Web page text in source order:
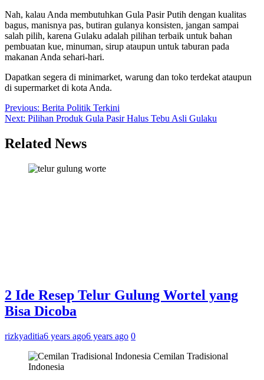
Nah, kalau Anda membutuhkan Gula Pasir Putih dengan kualitas
bagus, manisnya pas, butiran gulanya konsisten, jangan sampai
salah pilih, karena Gulaku adalah pilihan terbaik untuk bahan
pembuatan kue, minuman, sirup ataupun untuk taburan pada
makanan Anda sehari-hari.
Dapatkan segera di minimarket, warung dan toko terdekat ataupun
di supermarket di kota Anda.
Post
navigation
Previous: Berita Politik Terkini
Next: Pilihan Produk Gula Pasir Halus Tebu Asli Gulaku
Related News
2 Ide Resep Telur Gulung Wortel yang
Bisa Dicoba
rizkyaditia6 years ago6 years ago 0
Cemilan Tradisional
Indonesia